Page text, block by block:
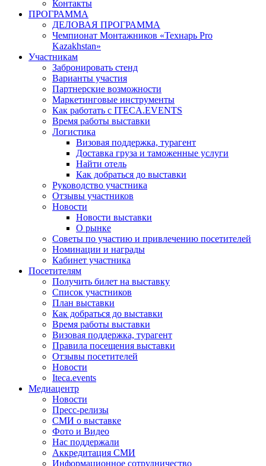
Контакты
ПРОГРАММА
ДЕЛОВАЯ ПРОГРАММА
Чемпионат Монтажников «Технарь Pro
Kazakhstan»
Участникам
Забронировать стенд
Варианты участия
Партнерские возможности
Маркетинговые инструменты
Как работать с ITECA.EVENTS
Время работы выставки
Логистика
Визовая поддержка, турагент
Доставка груза и таможенные услуги
Найти отель
Как добраться до выставки
Руководство участника
Отзывы участников
Новости
Новости выставки
О рынке
Советы по участию и привлечению посетителей
Номинации и награды
Кабинет участника
Посетителям
Получить билет на выставку
Список участников
План выставки
Как добраться до выставки
Время работы выставки
Визовая поддержка, турагент
Правила посещения выставки
Отзывы посетителей
Новости
Iteca.events
Медиацентр
Новости
Пресс-релизы
СМИ о выставке
Фото и Видео
Нас поддержали
Аккредитация СМИ
Информационное сотрудничество